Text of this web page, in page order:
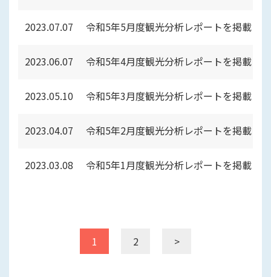
2023.07.07 令和5年5月度観光分析レポートを掲載し
2023.06.07 令和5年4月度観光分析レポートを掲載し
2023.05.10 令和5年3月度観光分析レポートを掲載し
2023.04.07 令和5年2月度観光分析レポートを掲載し
2023.03.08 令和5年1月度観光分析レポートを掲載し
1 2 >